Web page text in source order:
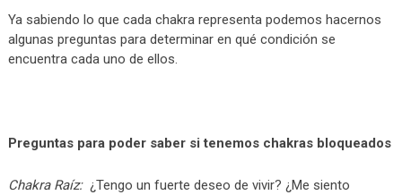
Ya sabiendo lo que cada chakra representa podemos hacernos
algunas preguntas para determinar en qué condición se
encuentra cada uno de ellos.
Preguntas para poder saber si tenemos chakras bloqueados
Chakra Raíz:¿Tengo un fuerte deseo de vivir? ¿Me siento